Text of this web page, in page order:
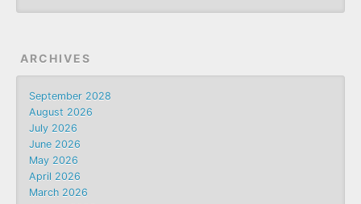
ARCHIVES
September 2028
August 2026
July 2026
June 2026
May 2026
April 2026
March 2026